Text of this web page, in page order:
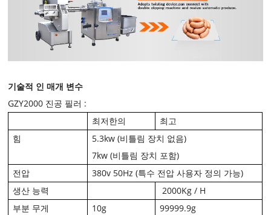
기술적 인 매개 변수
GZY2000 진공 필러 :
최저한의
최고
힘
5.3kw (비틀림 장치 없음)
7kw (비틀림 장치 포함)
전압
380v 50Hz (특수 전압 사용자 정의 가능)
생산 능력
2000Kg / H
부분 무게
10g
99999.9g